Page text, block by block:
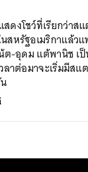
ดงโชว์ที่เรียกว่าส
สหรัฐอเมริกาแล้ว
ต-อุดม แต้พานิช เ
ลาต่อมาจะเริ่มมีส